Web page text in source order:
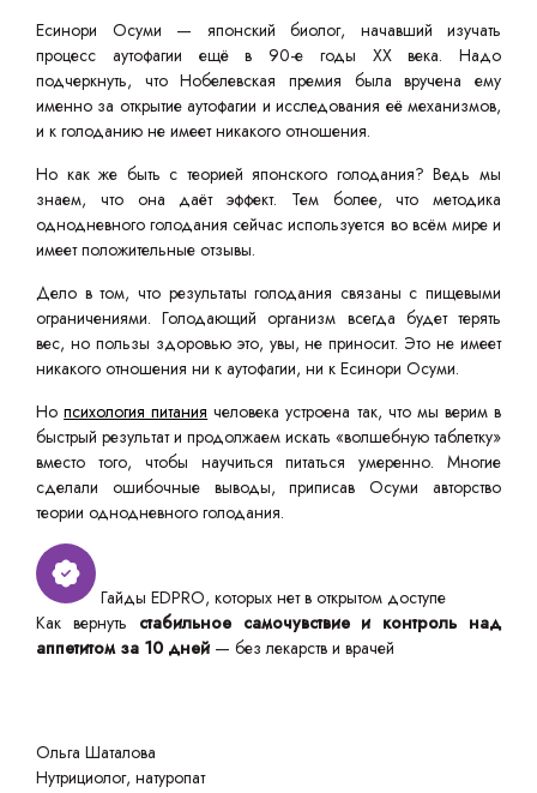
Есинори Осуми — японский биолог, начавший изучать
процесс аутофагии ещё в 90-е годы XX века. Надо
подчеркнуть, что Нобелевская премия была вручена ему
именно за открытие аутофагии и исследования её механизмов,
и к голоданию не имеет никакого отношения.
Но как же быть с теорией японского голодания? Ведь мы
знаем, что она даёт эффект. Тем более, что методика
однодневного голодания сейчас используется во всём мире и
имеет положительные отзывы.
Дело в том, что результаты голодания связаны с пищевыми
ограничениями. Голодающий организм всегда будет терять
вес, но пользы здоровью это, увы, не приносит. Это не имеет
никакого отношения ни к аутофагии, ни к Есинори Осуми.
Нопсихология питания человека устроена так, что мы верим в
быстрый результат и продолжаем искать «волшебную таблетку»
вместо того, чтобы научиться питаться умеренно. Многие
сделали ошибочные выводы, приписав Осуми авторство
теории однодневного голодания.
Гайды EDPRO, которых нет в открытом доступе
Как вернуть стабильное самочувствие и контроль над
аппетитом за 10 дней — без лекарств и врачей
Ольга Шаталова
Нутрициолог, натуропат